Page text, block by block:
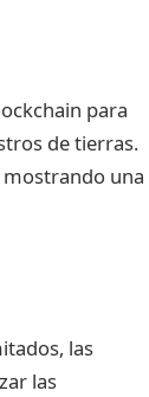
para
de tierras.
una
las
las